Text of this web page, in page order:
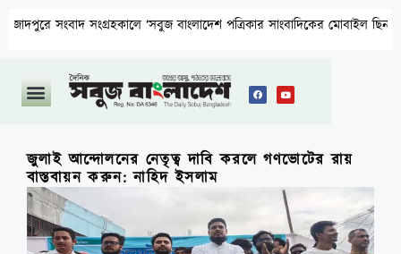
সংগ্রহকালে ‘সবুজ বাংলাদেশ পত্রিকার সাংবাদিকের মোবাইল ছিনতাই ও
জুলাই আন্দোলনের নেতৃত্ব দাবি করলে গণভোটের রায়
বাস্তবায়ন করুন: নাহিদ ইসলাম